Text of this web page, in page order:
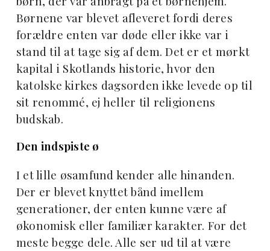
Børnene var blevet afleveret fordi deres
forældre enten var døde eller ikke var i
stand til at tage sig af dem. Det er et mørkt
kapital i Skotlands historie, hvor den
katolske kirkes dagsorden ikke levede op til
sit renommé, ej heller til religionens
budskab.
Den indspiste ø
I et lille øsamfund kender alle hinanden.
Der er blevet knyttet bånd imellem
generationer, der enten kunne være af
økonomisk eller familiær karakter. For det
meste begge dele. Alle ser ud til at være